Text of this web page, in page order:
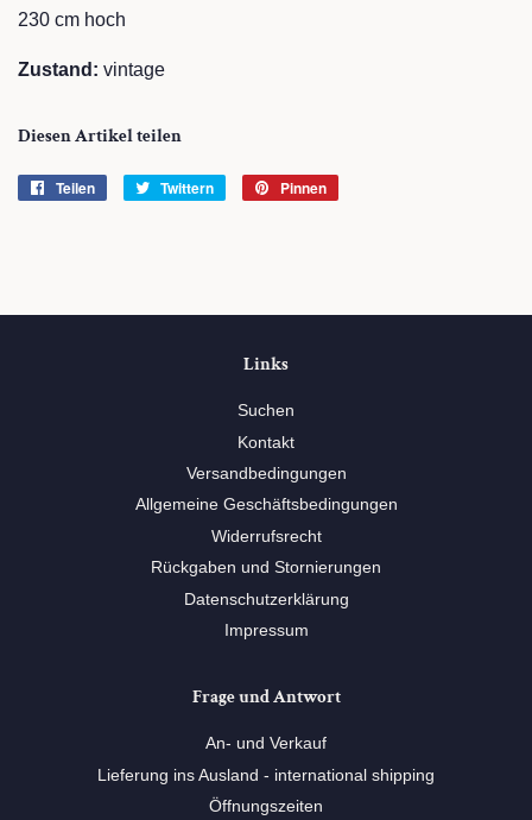
230 cm hoch
Zustand: vintage
Diesen Artikel teilen
Teilen Twittern Pinnen
Links
Suchen
Kontakt
Versandbedingungen
Allgemeine Geschäftsbedingungen
Widerrufsrecht
Rückgaben und Stornierungen
Datenschutzerklärung
Impressum
Frage und Antwort
An- und Verkauf
Lieferung ins Ausland - international shipping
Öffnungszeiten